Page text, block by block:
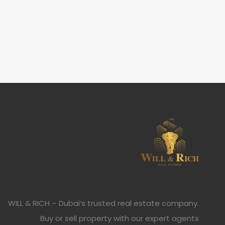
WILL & RICH – Dubai’s trusted real estate company.
Buy or sell property with our expert agents